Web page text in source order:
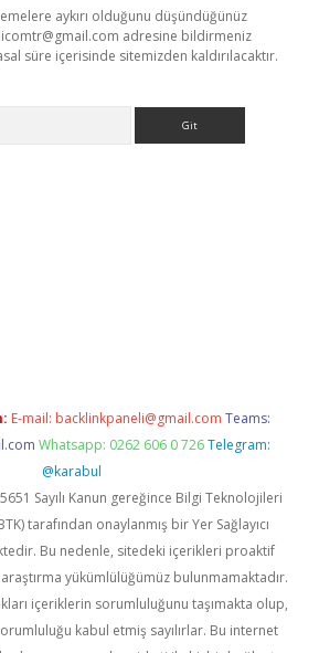
aykırı olduğunu düşündüğünüz
adresine bildirmeniz
süre içerisinde sitemizden kaldırılacaktır.
E-mail: backlinkpaneli@gmail.com Teams:
Whatsapp: 0262 606 0 726 Telegram:
@karabul
Sayılı Kanun gereğince Bilgi Teknolojileri
tarafından onaylanmış bir Yer Sağlayıcı
Bu nedenle, sitedeki içerikleri proaktif
yükümlülüğümüz bulunmamaktadır.
içeriklerin sorumluluğunu taşımakta olup,
kabul etmiş sayılırlar. Bu internet